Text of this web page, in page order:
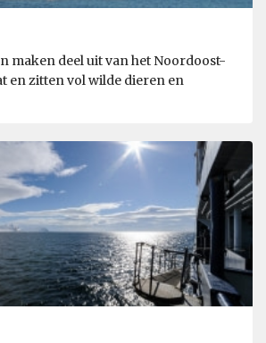
maken deel uit van het Noordoost-
en zitten vol wilde dieren en